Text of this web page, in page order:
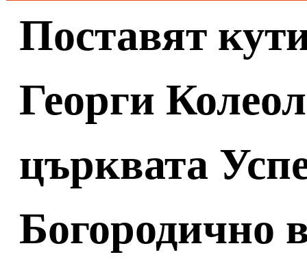
Поставят
Георги
църквата
Богородично